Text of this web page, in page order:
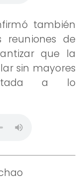
también
de
que la
sin mayores
a lo